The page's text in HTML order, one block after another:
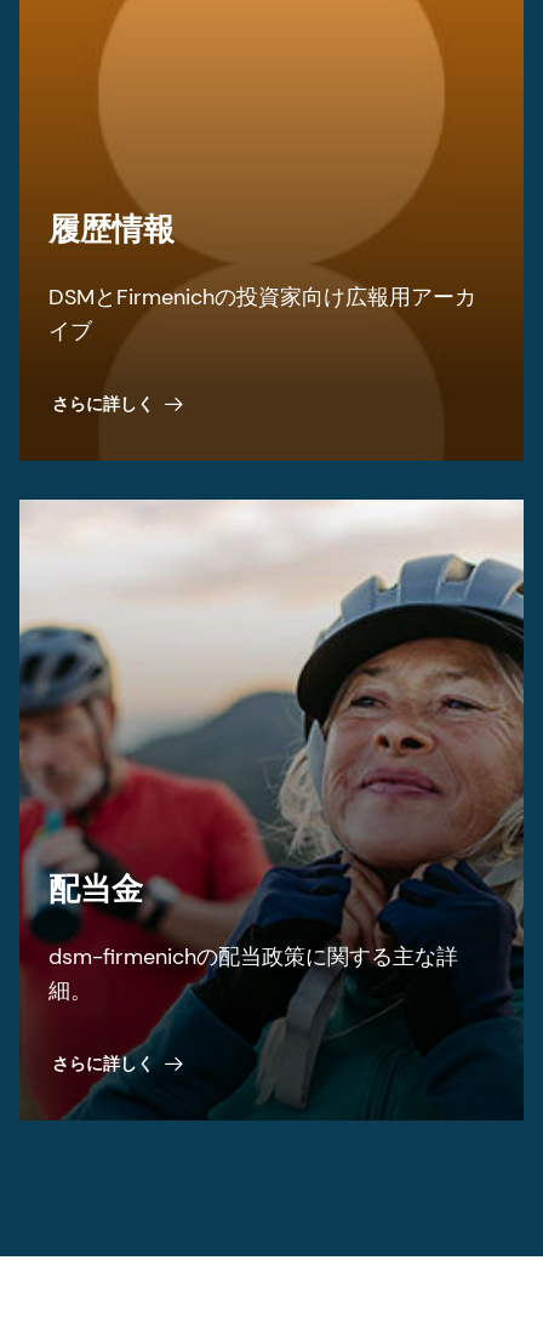
履歴情報
DSMとFirmenichの投資家向け広報用アーカ
イブ
さらに詳しく
配当金
dsm-firmenichの配当政策に関する主な詳
細。
さらに詳しく